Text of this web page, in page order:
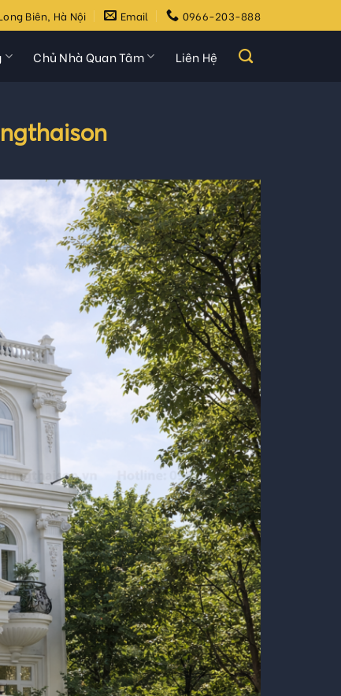
Biên, Hà Nội Email 0966-203-888
Chủ Nhà Quan Tâm Liên Hệ